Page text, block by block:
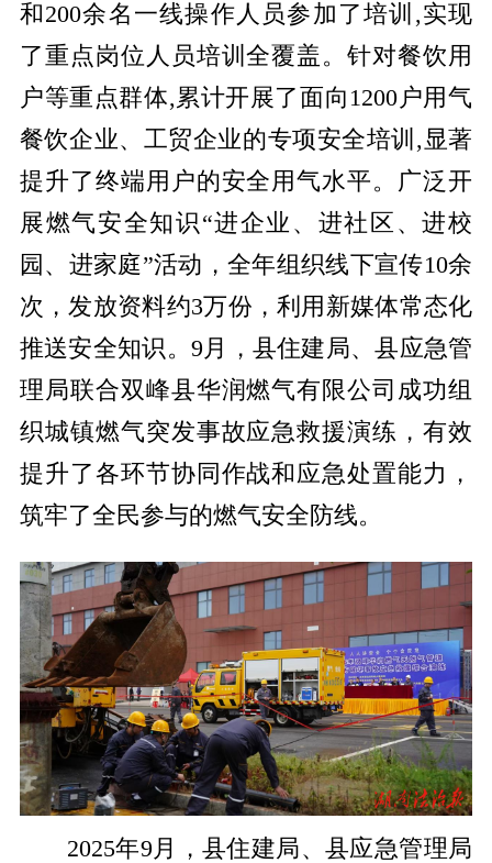
和200余名一线操作人员参加了培训,实现
了重点岗位人员培训全覆盖。针对餐饮用
户等重点群体,累计开展了面向1200户用气
餐饮企业、工贸企业的专项安全培训,显著
提升了终端用户的安全用气水平。广泛开
展燃气安全知识“进企业、进社区、进校
园、进家庭”活动，全年组织线下宣传10余
次，发放资料约3万份，利用新媒体常态化
推送安全知识。9月，县住建局、县应急管
理局联合双峰县华润燃气有限公司成功组
织城镇燃气突发事故应急救援演练，有效
提升了各环节协同作战和应急处置能力，
筑牢了全民参与的燃气安全防线。
​2025年9月，县住建局、县应急管理局